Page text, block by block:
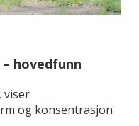
hovedfunn
viser
og konsentrasjon